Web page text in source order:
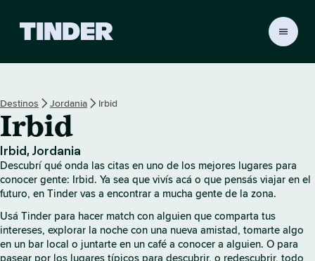
o
i
n
d
r
Destinos Jordania Irbid
Irbid
Irbid, Jordania
Descubrí qué onda las citas en uno de los mejores lugares para
conocer gente: Irbid. Ya sea que vivís acá o que pensás viajar en el
futuro, en Tinder vas a encontrar a mucha gente de la zona.
Usá Tinder para hacer match con alguien que comparta tus
intereses, explorar la noche con una nueva amistad, tomarte algo
en un bar local o juntarte en un café a conocer a alguien. O para
pasear por los lugares típicos para descubrir, o redescubrir, todo